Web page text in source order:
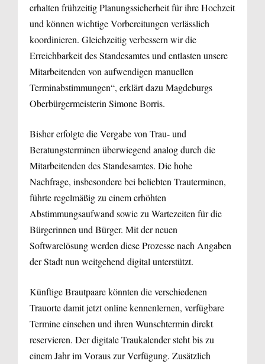
erhalten frühzeitig Planungssicherheit für ihre Hochzeit
und können wichtige Vorbereitungen verlässlich
koordinieren. Gleichzeitig verbessern wir die
Erreichbarkeit des Standesamtes und entlasten unsere
Mitarbeitenden von aufwendigen manuellen
Terminabstimmungen“, erklärt dazu Magdeburgs
Oberbürgermeisterin Simone Borris.
Bisher erfolgte die Vergabe von Trau- und
Beratungsterminen überwiegend analog durch die
Mitarbeitenden des Standesamtes. Die hohe
Nachfrage, insbesondere bei beliebten Trauterminen,
führte regelmäßig zu einem erhöhten
Abstimmungsaufwand sowie zu Wartezeiten für die
Bürgerinnen und Bürger. Mit der neuen
Softwarelösung werden diese Prozesse nach Angaben
der Stadt nun weitgehend digital unterstützt.
Künftige Brautpaare könnten die verschiedenen
Trauorte damit jetzt online kennenlernen, verfügbare
Termine einsehen und ihren Wunschtermin direkt
reservieren. Der digitale Traukalender steht bis zu
einem Jahr im Voraus zur Verfügung. Zusätzlich